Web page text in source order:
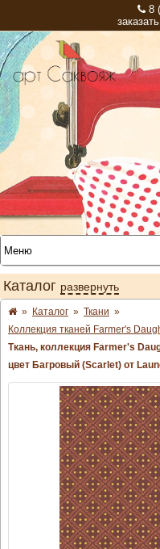
8
Каталог развернуть
» Каталог » Ткани »
Коллекция тканей Farmer's
Ткань, коллекция Farmer's
цвет Багровый (Scarlet) от